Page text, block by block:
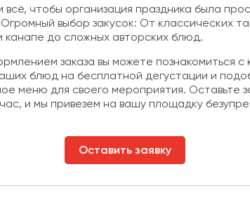
чтобы организация праздника была
выбор закусок: От классических
канапе до сложных авторских блюд.
заказа вы можете познакомиться с
блюд на бесплатной дегустации и
меню для своего мероприятия. Оставьте
и мы привезем на вашу площадку
Оставить заявку